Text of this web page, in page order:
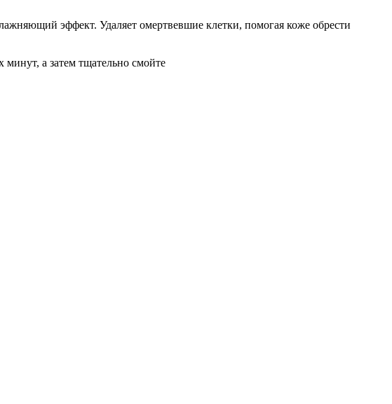
эффект. Удаляет омертвевшие клетки, помогая коже обрести
а затем тщательно смойте